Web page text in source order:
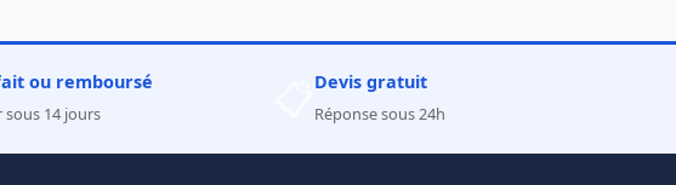
ou remboursé
sous 14 jours
Devis gratuit
Réponse sous 24h